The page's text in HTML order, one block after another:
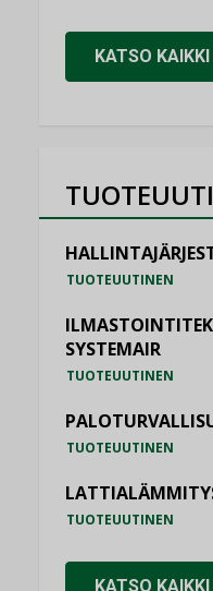
KATSO KAIKKI
TUOTEUUTINEN
SYSTEMAIR
TUOTEUUTINEN
TUOTEUUTINEN
TUOTEUUTINEN
KATSO KAIKKI